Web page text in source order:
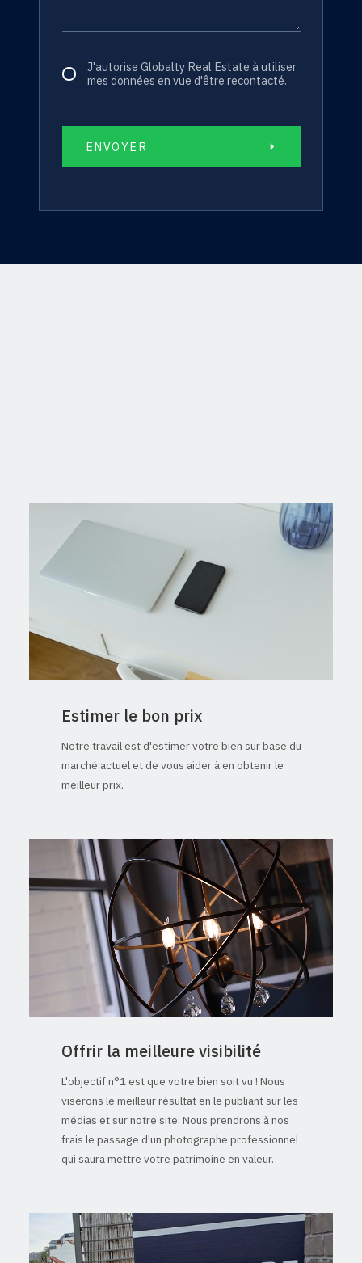
J'autorise Globalty Real Estate à utiliser
mes données en vue d'être recontacté.
Estimer le bon prix
Notre travail est d'estimer votre bien sur base du
marché actuel et de vous aider à en obtenir le
meilleur prix.
Offrir la meilleure visibilité
L'objectif n°1 est que votre bien soit vu ! Nous
viserons le meilleur résultat en le publiant sur les
médias et sur notre site. Nous prendrons à nos
frais le passage d'un photographe professionnel
qui saura mettre votre patrimoine en valeur.